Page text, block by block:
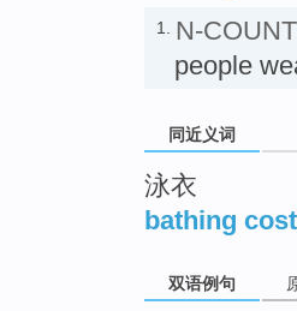
1. N-COUNT
people
同近义词
泳衣
bathing
双语例句